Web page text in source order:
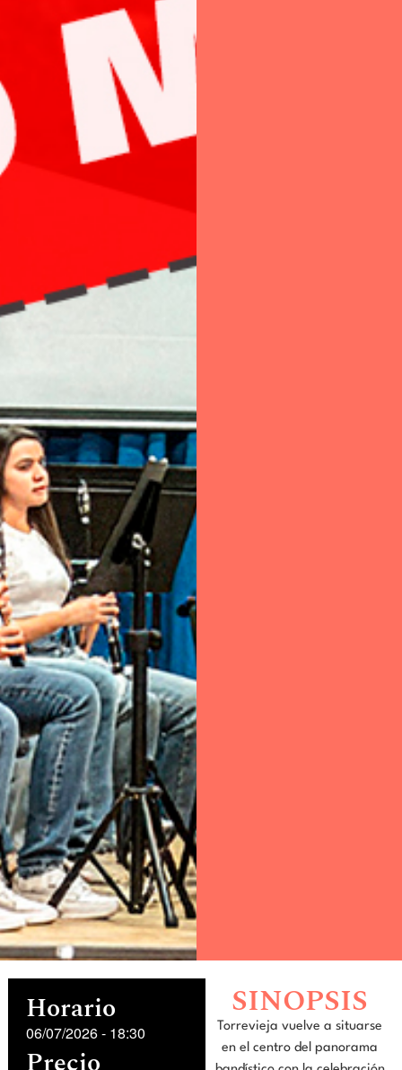
Horario
06/07/2026- 18:30
SINOPSIS
Torrevieja vuelve a situarse
en el centro del panorama